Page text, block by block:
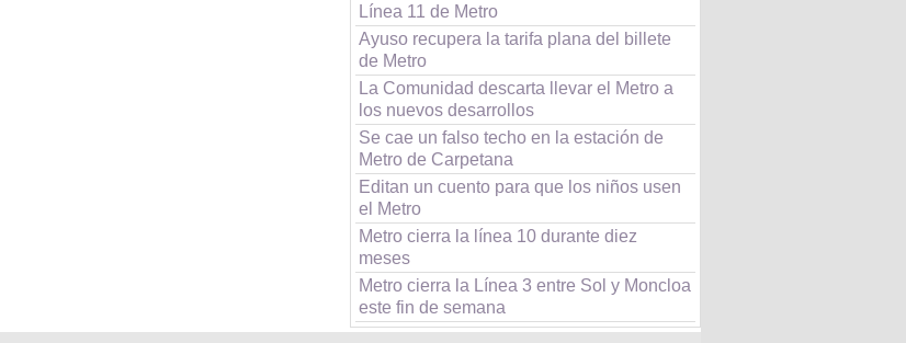
Línea 11 de Metro
Ayuso recupera la tarifa plana del billete
de Metro
La Comunidad descarta llevar el Metro a
los nuevos desarrollos
Se cae un falso techo en la estación de
Metro de Carpetana
Editan un cuento para que los niños usen
el Metro
Metro cierra la línea 10 durante diez
meses
Metro cierra la Línea 3 entre Sol y Moncloa
este fin de semana